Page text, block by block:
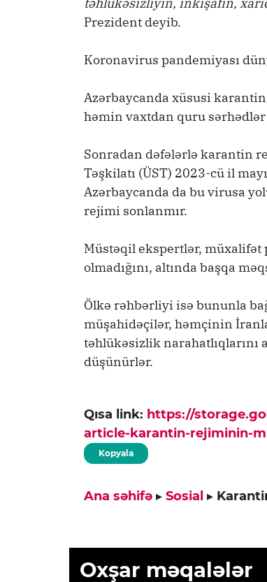
təhlükəsizliyin, inkişafın,
Prezident deyib.
Koronavirus pandemiyası
Azərbaycanda xüsusi
həmin vaxtdan quru sərhədlər
Sonradan dəfələrlə karantin
Təşkilatı (ÜST) 2023-cü il
Azərbaycanda da bu virusa
rejimi sonlanmır.
Müstəqil ekspertlər, müxalifət
olmadığını, altında başqa
Ölkə rəhbərliyi isə bununla
müşahidəçilər, həmçinin
təhlükəsizlik narahatlıqlarını
düşünürlər.
Qısa link: https://
article-karantin-rejiminin-
Kopyala
Ana səhifə ▸ Sosial ▸
Oxşar məqalələr